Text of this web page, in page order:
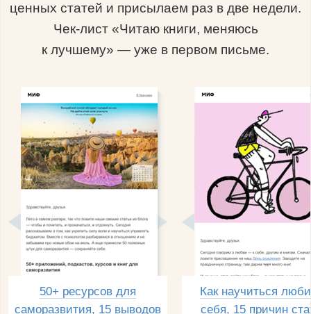
ценных статей и присылаем раз в две недели.
Чек-лист «Читаю книги, меняюсь
к лучшему» — уже в первом письме.
50+ ресурсов для
саморазвития, 15 выводов
Как научиться
себя, 15 причин